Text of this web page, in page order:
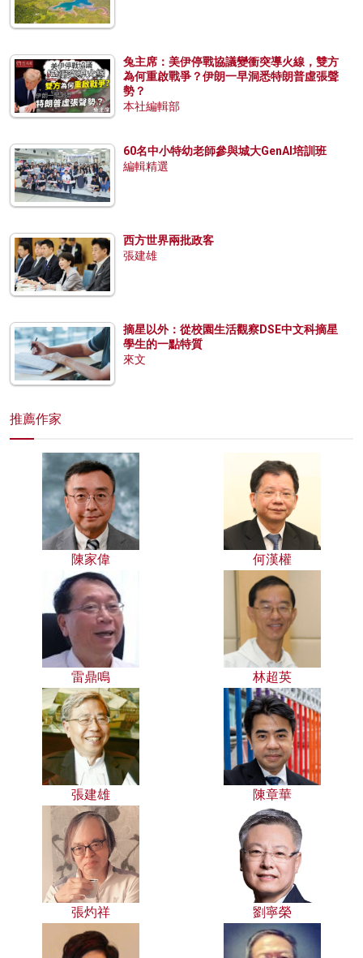
兔主席：美伊停戰協議變衝突導火線，雙方
為何重啟戰爭？伊朗一早洞悉特朗普虛張聲
勢？
本社編輯部
60名中小特幼老師參與城大GenAI培訓班
編輯精選
西方世界兩批政客
張建雄
摘星以外：從校園生活觀察DSE中文科摘星
學生的一點特質
來文
推薦作家
陳家偉 何漢權
雷鼎鳴 林超英
張建雄 陳章華
張灼祥 劉寧榮